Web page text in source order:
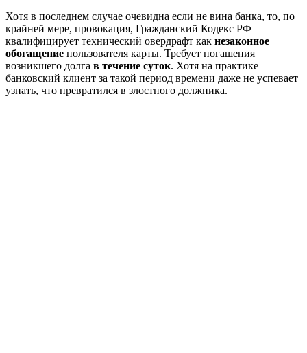
Хотя в последнем случае очевидна если не вина банка, то, по
крайней мере, провокация, Гражданский Кодекс РФ
квалифицирует технический овердрафт как незаконное
обогащение пользователя карты. Требует погашения
возникшего долга в течение суток. Хотя на практике
банковский клиент за такой период времени даже не успевает
узнать, что превратился в злостного должника.